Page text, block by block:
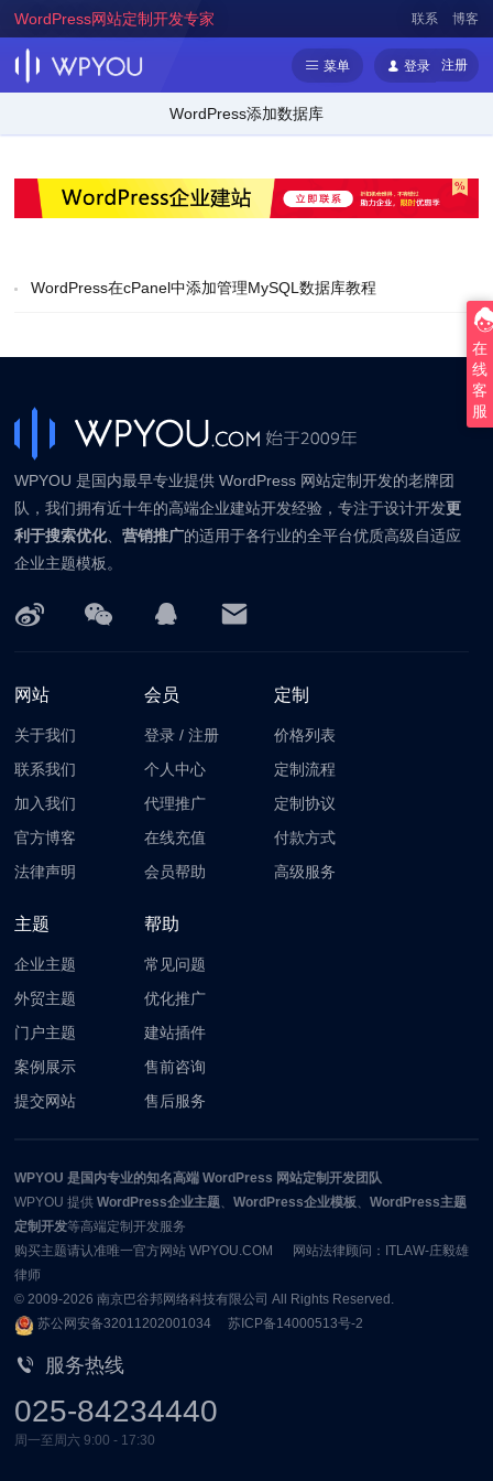
WordPress网站定制开发专家 联系 博客
菜单 登录 注册
WordPress添加数据库
WordPress在cPanel中添加管理MySQL数据库教程
WPYOU 是国内最早专业提供 WordPress 网站定制开发的老牌团
队，我们拥有近十年的高端企业建站开发经验，专注于设计开发更
利于搜索优化、营销推广的适用于各行业的全平台优质高级自适应
企业主题模板。
网站
关于我们
联系我们
加入我们
官方博客
法律声明
会员
登录 /注册
个人中心
代理推广
在线充值
会员帮助
定制
价格列表
定制流程
定制协议
付款方式
高级服务
主题
企业主题
外贸主题
门户主题
案例展示
提交网站
帮助
常见问题
优化推广
建站插件
售前咨询
售后服务
WPYOU 是国内专业的知名高端 WordPress 网站定制开发团队
WPYOU 提供WordPress企业主题 、WordPress企业模板 、WordPress主题
定制开发等高端定制开发服务
购买主题请认准唯一官方网站 WPYOU.COM 网站法律顾问：ITLAW-庄毅雄
律师
© 2009-2026南京巴谷邦网络科技有限公司 All Rights Reserved.
苏公网安备32011202001034
苏ICP备14000513号-2
服务热线
025-84234440
周一至周六 9:00 - 17:30
在
线
客
服